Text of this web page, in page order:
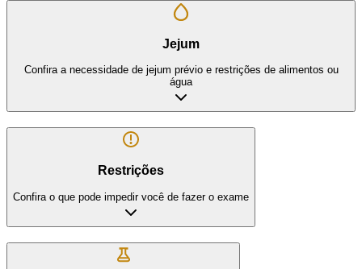
Jejum
Confira a necessidade de jejum prévio e restrições de alimentos ou
água
Restrições
Confira o que pode impedir você de fazer o exame